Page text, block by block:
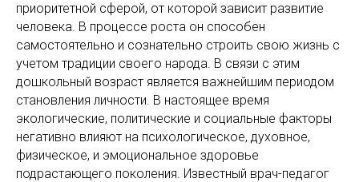
приоритетной сферой, от которой зависит развитие
человека. В процессе роста он способен
самостоятельно и сознательно строить свою жизнь с
учетом традиции своего народа. В связи с этим
дошкольный возраст является важнейшим периодом
становления личности. В настоящее время
экологические, политические и социальные факторы
негативно влияют на психологическое, духовное,
физическое, и эмоциональное здоровье
подрастающего поколения. Известный врач-педагог